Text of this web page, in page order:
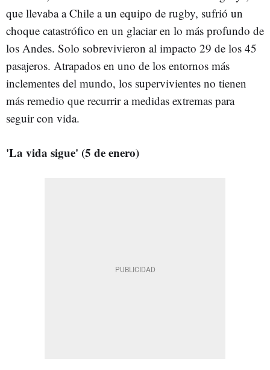
que llevaba a Chile a un equipo de rugby, sufrió un
choque catastrófico en un glaciar en lo más profundo de
los Andes. Solo sobrevivieron al impacto 29 de los 45
pasajeros. Atrapados en uno de los entornos más
inclementes del mundo, los supervivientes no tienen
más remedio que recurrir a medidas extremas para
seguir con vida.
'La vida sigue' (5 de enero)